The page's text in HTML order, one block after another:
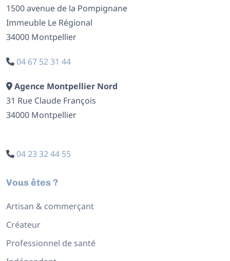
1500 avenue de la Pompignane
Immeuble Le Régional
34000 Montpellier
04 67 52 31 44
Agence Montpellier Nord
31 Rue Claude François
34000 Montpellier
04 23 32 44 55
Vous êtes ?
Artisan & commerçant
Créateur
Professionnel de santé